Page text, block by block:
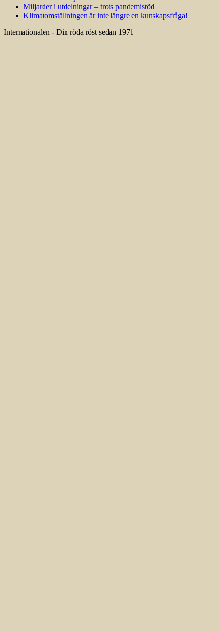
Miljarder i utdelningar – trots pandemistöd
Klimatomställningen är inte längre en kunskapsfråga!
Internationalen - Din röda röst sedan 1971